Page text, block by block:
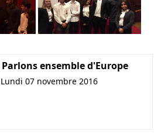
Parlons ensemble d'Europe
Lundi 07 novembre 2016